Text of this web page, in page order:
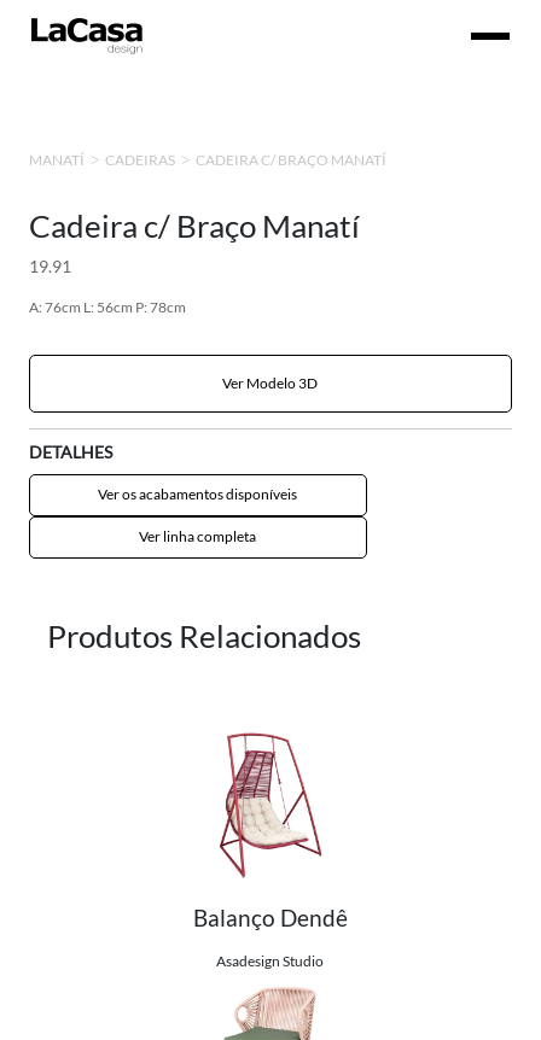
MANATÍ CADEIRAS CADEIRA C/ BRAÇO MANATÍ
Cadeira c/ Braço Manatí
19.91
A: 76cm L: 56cm P: 78cm
Ver Modelo 3D
DETALHES
Ver os acabamentos disponíveis
Ver linha completa
Produtos Relacionados
Ver detalhes do produto
Balanço Dendê
Asadesign Studio